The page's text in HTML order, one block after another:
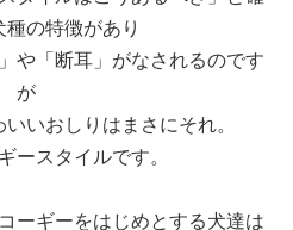
の特徴があり
や「断耳」がなされるのです
が
いおしりはまさにそれ。
ースタイルです。
ーギーをはじめとする犬達は